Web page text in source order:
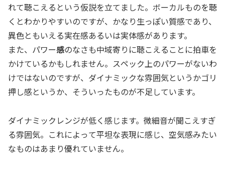
れて聴こえるという仮説を立てました。ボーカルものを聴
くとわかりやすいのですが、かなり生っぽい質感であり、
異色ともいえる実在感あるいは実体感があります。
また、パワー感のなさも中域寄りに聴こえることに拍車を
かけているかもしれません。スペック上のパワーがないわ
けではないのですが、ダイナミックな雰囲気というかゴリ
押し感というか、そういったものが不足しています。
ダイナミックレンジが低く感じます。微細音が聞こえすぎ
る雰囲気。これによって平坦な表現に感じ、空気感みたい
なものはあまり優れていません。